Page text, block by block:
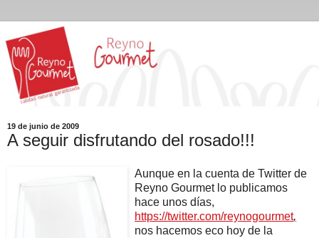
19 de junio de 2009
A seguir disfrutando del rosado!!!
Aunque en la cuenta de Twitter de
Reyno Gourmet lo publicamos
hace unos días,
https://twitter.com/reynogourmet,
nos hacemos eco hoy de la